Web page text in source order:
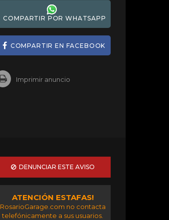
COMPARTIR POR WHATSAPP
COMPARTIR EN FACEBOOK
Imprimir anuncio
DENUNCIAR ESTE AVISO
ATENCIÓN ESTAFAS!
RosarioGarage.com no contacta
telefónicamente a sus usuarios.